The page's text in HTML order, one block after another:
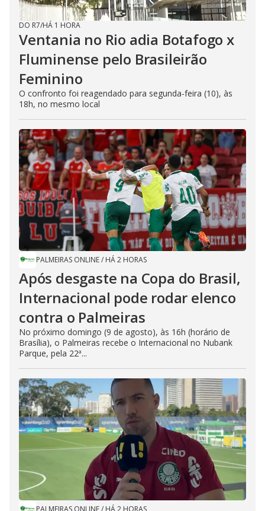
DO R7/HÁ 1 HORA
Ventania no Rio adia Botafogo x
Fluminense pelo Brasileirão
Feminino
O confronto foi reagendado para segunda-feira (10), às
18h, no mesmo local
PALMEIRAS ONLINE/ HÁ 2 HORAS
Após desgaste na Copa do Brasil,
Internacional pode rodar elenco
contra o Palmeiras
No próximo domingo (9 de agosto), às 16h (horário de
Brasília), o Palmeiras recebe o Internacional no Nubank
Parque, pela 22ª...
PALMEIRAS ONLINE/ HÁ 2 HORAS